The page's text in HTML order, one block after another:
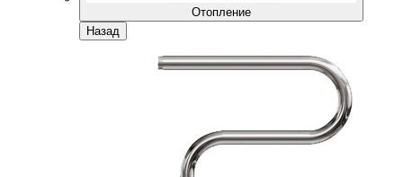
Отопление
Назад